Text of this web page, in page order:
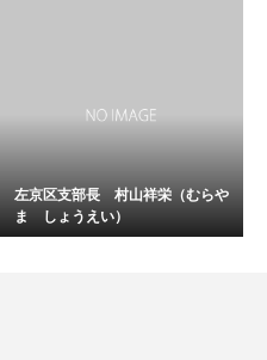
左京区支部長 村山祥栄（むらや
ま しょうえい）